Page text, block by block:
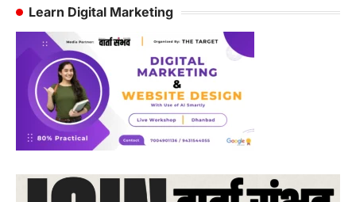
Learn Digital Marketing